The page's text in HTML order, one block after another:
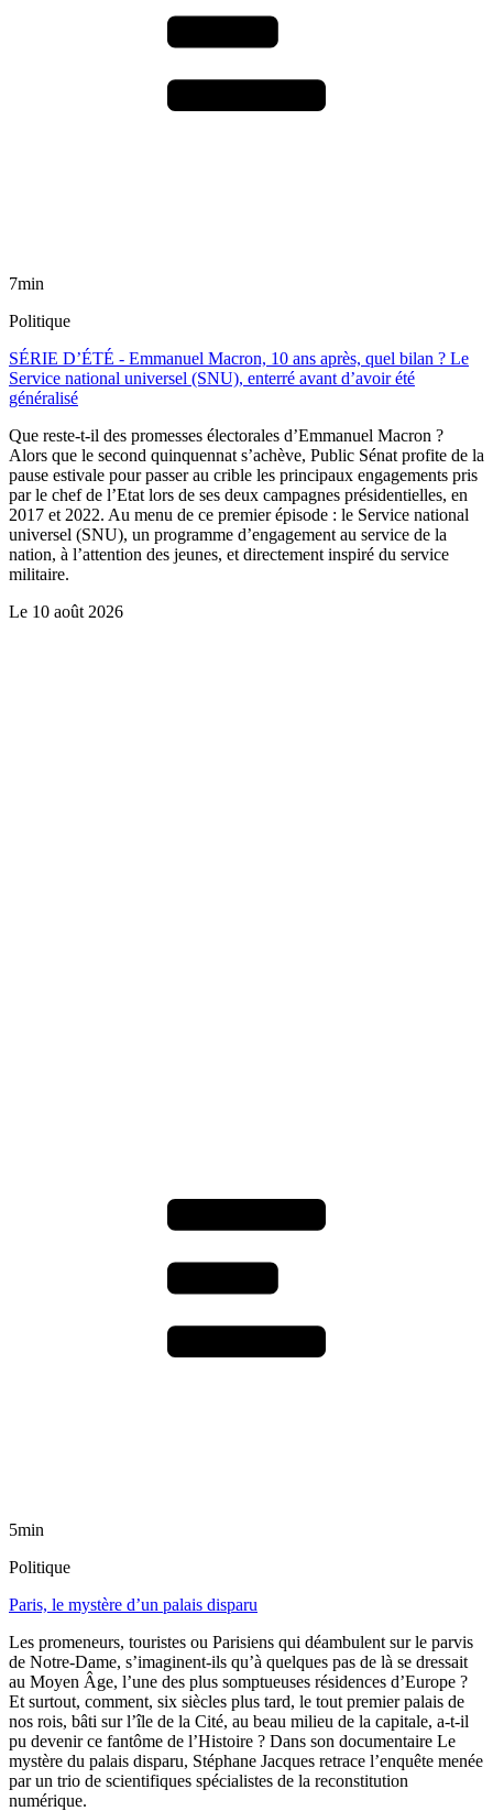
7min
Politique
SÉRIE D’ÉTÉ - Emmanuel Macron, 10 ans après, quel bilan ? Le
Service national universel (SNU), enterré avant d’avoir été
généralisé
Que reste-t-il des promesses électorales d’Emmanuel Macron ?
Alors que le second quinquennat s’achève, Public Sénat profite de la
pause estivale pour passer au crible les principaux engagements pris
par le chef de l’Etat lors de ses deux campagnes présidentielles, en
2017 et 2022. Au menu de ce premier épisode : le Service national
universel (SNU), un programme d’engagement au service de la
nation, à l’attention des jeunes, et directement inspiré du service
militaire.
Le 10 août 2026
5min
Politique
Paris, le mystère d’un palais disparu
Les promeneurs, touristes ou Parisiens qui déambulent sur le parvis
de Notre-Dame, s’imaginent-ils qu’à quelques pas de là se dressait
au Moyen Âge, l’une des plus somptueuses résidences d’Europe ?
Et surtout, comment, six siècles plus tard, le tout premier palais de
nos rois, bâti sur l’île de la Cité, au beau milieu de la capitale, a-t-il
pu devenir ce fantôme de l’Histoire ? Dans son documentaire Le
mystère du palais disparu, Stéphane Jacques retrace l’enquête menée
par un trio de scientifiques spécialistes de la reconstitution
numérique.